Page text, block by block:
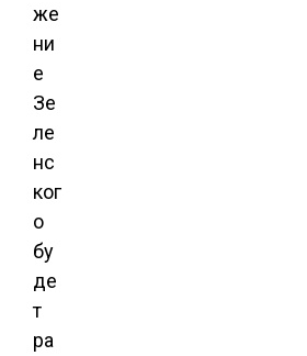
же
ни
е
Зе
ле
нс
ког
о
бу
де
т
ра